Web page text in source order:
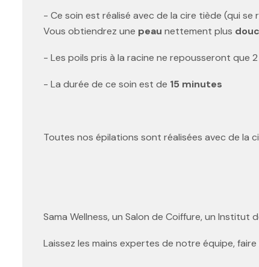
- Ce soin est réalisé avec de la cire tiède (qui
Vous obtiendrez une peau nettement plus
- Les poils pris à la racine ne repousseront que
- La durée de ce soin est de 15 minutes
Toutes nos épilations sont réalisées avec de la
Sama Wellness, un Salon de Coiffure, un Institut
Laissez les mains expertes de notre équipe,